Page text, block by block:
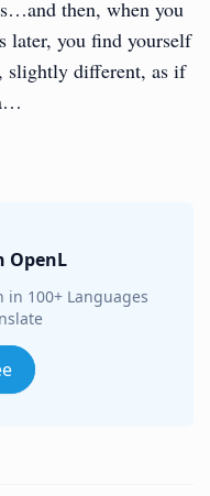
then, when you
later, you find yourself
slightly different, as if
OpenL
in 100+ Languages